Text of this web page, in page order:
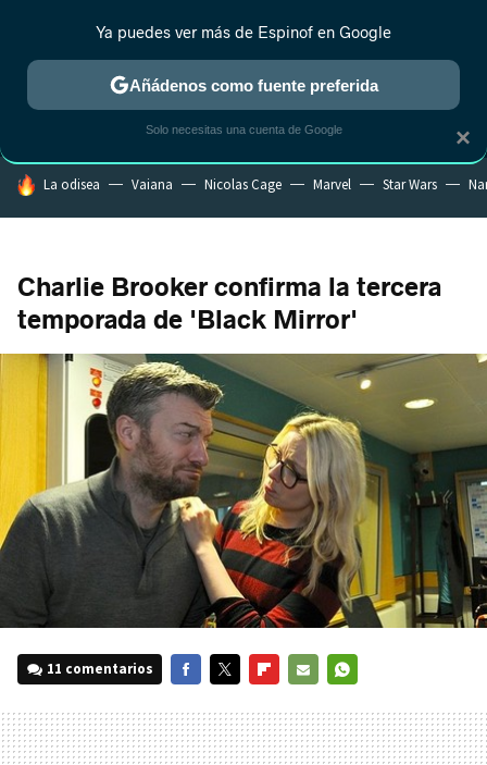
MENÚ NUEVO
ESTRENOS REALITY ANIME RANKINGS CINE
HOY SE HABLA DE
La odisea Vaiana Nicolas Cage Marvel Star Wars
Charlie Brooker confirma la tercera
temporada de 'Black Mirror'
11 comentarios
MAIL
×
Ya puedes ver más de Espinof en Google
Añádenos como fuente preferida
Solo necesitas una cuenta de Google